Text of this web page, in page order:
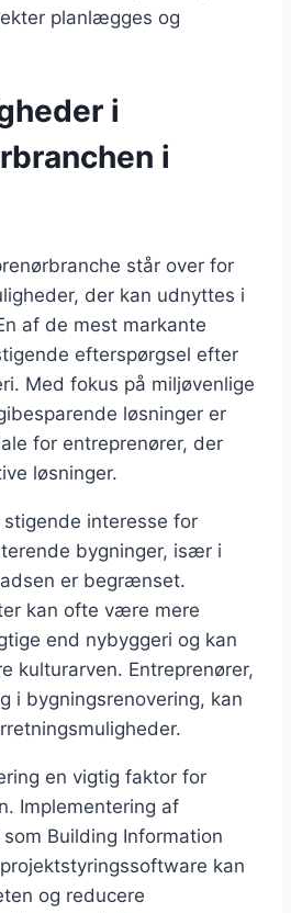
planlægges og
i
i
står over for
der kan udnyttes i
af de mest markante
efterspørgsel efter
Med fokus på miljøvenlige
løsninger er
for entreprenører, der
løsninger.
interesse for
bygninger, især i
er begrænset.
kan ofte være mere
end nybyggeri og kan
kulturarven. Entreprenører,
i bygningsrenovering, kan
en vigtig faktor for
Implementering af
Building Information
kan
og reducere